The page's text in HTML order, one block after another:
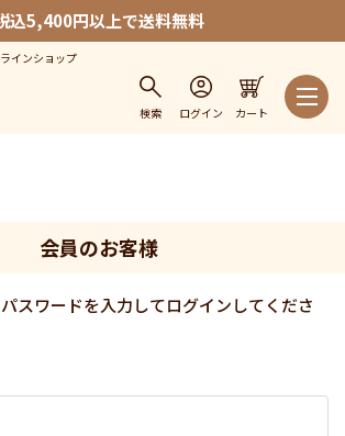
込5,400円以上で送料無料
インショップ
検索 ログイン カート
会員のお客様
スワードを入力してログインしてくださ